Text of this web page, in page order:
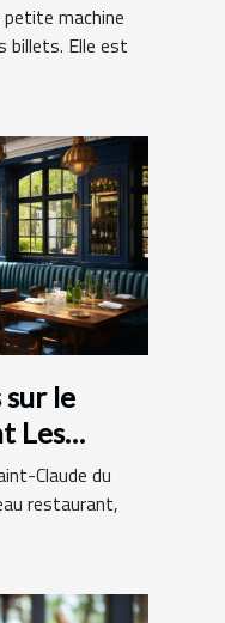
machine
billets. Elle est
le
Les
Claude du
restaurant,